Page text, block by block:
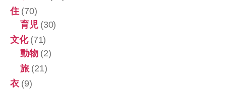
住(70)
育児(30)
文化(71)
動物(2)
旅(21)
衣(9)